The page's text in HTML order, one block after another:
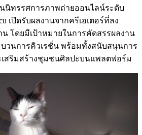
ป็นนิทรรศการภาพถ่ายออนไลน์ระดับ
เปิดรับผลงานจากครีเอเตอร์ที่ลง
น โดยมีเป้าหมายในการคัดสรรผลงาน
วนการคิวเรชั่น พร้อมทั้งสนับสนุนการ
สริมสร้างชุมชนศิลปะบนแพลตฟอร์ม